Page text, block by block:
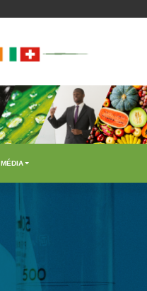
MÉDIA